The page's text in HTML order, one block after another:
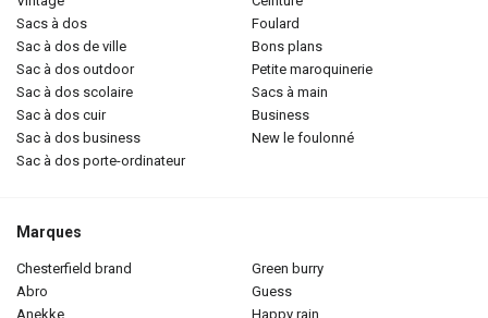
sacs à dos
sac à dos de ville
sac à dos outdoor
sac à dos scolaire
sac à dos cuir
sac à dos business
sac à dos porte-ordinateur
foulard
bons plans
petite maroquinerie
sacs à main
business
new le foulonné
Marques
chesterfield brand
abro
anekke
green burry
guess
happy rain